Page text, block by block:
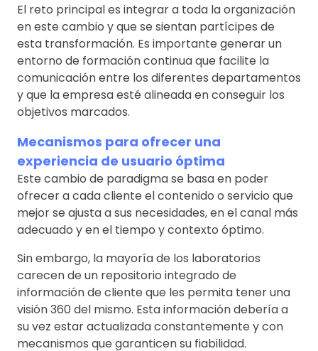
El reto principal es integrar a toda la organización
en este cambio y que se sientan partícipes de
esta transformación. Es importante generar un
entorno de formación continua que facilite la
comunicación entre los diferentes departamentos
y que la empresa esté alineada en conseguir los
objetivos marcados.
Mecanismos para ofrecer una
experiencia de usuario óptima
Este cambio de paradigma se basa en poder
ofrecer a cada cliente el contenido o servicio que
mejor se ajusta a sus necesidades, en el canal más
adecuado y en el tiempo y contexto óptimo.
Sin embargo, la mayoría de los laboratorios
carecen de un repositorio integrado de
información de cliente que les permita tener una
visión 360 del mismo. Esta información debería a
su vez estar actualizada constantemente y con
mecanismos que garanticen su fiabilidad.